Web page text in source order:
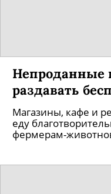
Непроданные
раздавать
Магазины, кафе и
еду
фермерам-